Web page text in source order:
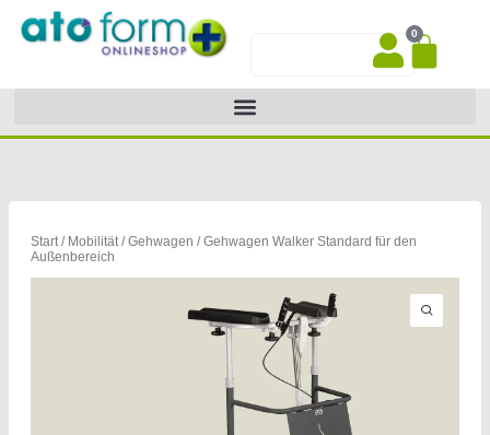
Inhalt
0
Start/ Mobilität/Gehwagen / Gehwagen Walker Standard für den
Außenbereich